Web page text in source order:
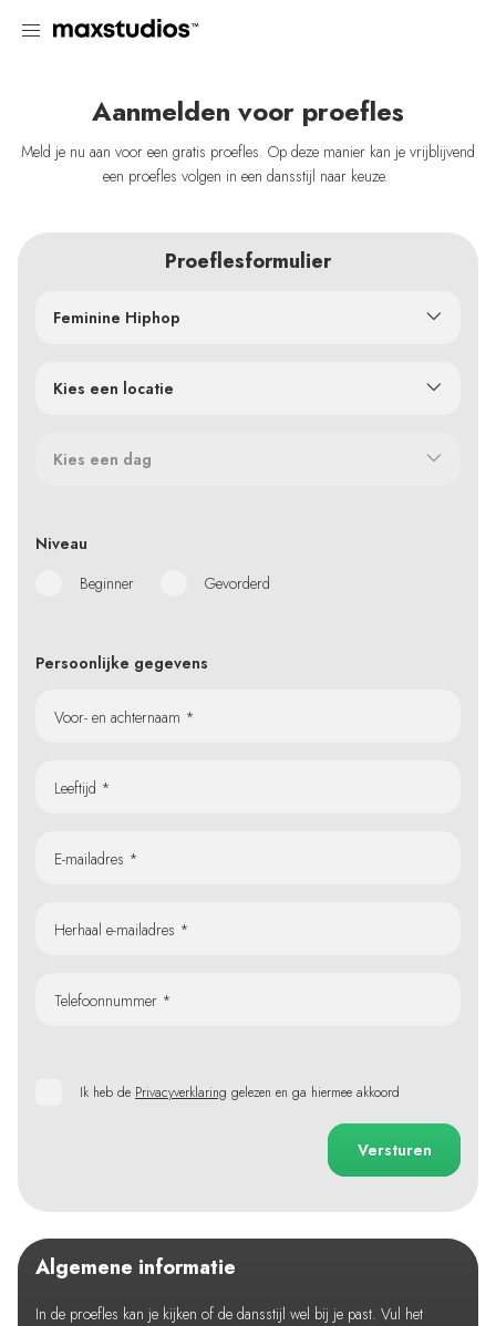
Aanmelden voor proefles
Meld je nu aan voor een gratis proefles. Op deze manier kan je vrijblijvend
een proefles volgen in een dansstijl naar keuze.
Algemene informatie
In de proefles kan je kijken of de dansstijl wel bij je past. Vul het
Proeflesformulier
Feminine Hiphop
Kies een locatie
Kies een dag
Niveau
Beginner
Gevorderd
Persoonlijke gegevens
Voor- en achternaam *
Leeftijd *
E-mailadres *
Herhaal e-mailadres *
Telefoonnummer *
Ik heb de Privacyverklaring gelezen en ga hiermee akkoord
Versturen